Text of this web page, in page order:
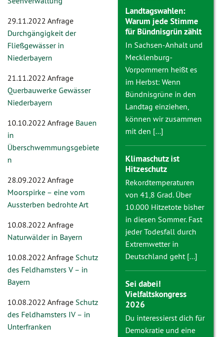
29.11.2022 Anfrage
Durchgängigkeit der
Fließgewässer in
Niederbayern
21.11.2022 Anfrage
Querbauwerke Gewässer
Niederbayern
10.10.2022 Anfrage Bauen
in
Überschwemmungsgebiete
n
28.09.2022 Anfrage
Moorspirke – eine vom
Aussterben bedrohte Art
10.08.2022 Anfrage
Naturwälder in Bayern
10.08.2022 Anfrage Schutz
des Feldhamsters V – in
Bayern
10.08.2022 Anfrage Schutz
des Feldhamsters IV – in
Unterfranken
Landtagswahlen:
Warum jede Stimme
für Bündnisgrün zählt
In Sachsen-Anhalt und
Mecklenburg-
Vorpommern heißt es
im Herbst: Wenn
Bündnisgrüne in den
Landtag einziehen,
können wir zusammen
mit den [...]
Klimaschutz ist
Hitzeschutz
Rekordtemperaturen
von 41,8 Grad. Über
10.000 Hitzetote bisher
in diesen Sommer. Fast
jeder Todesfall durch
Extremwetter in
Deutschland geht [...]
Sei dabei!
Vielfaltskongress
2026
Du interessierst dich für
Demokratie und eine